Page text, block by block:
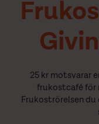
25 kr motsvarar
frukostcafé för
Frukoströrelsen du